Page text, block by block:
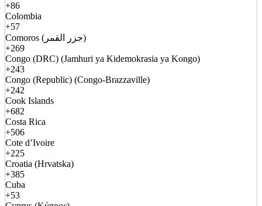
+86
Colombia
+57
Comoros (جزر القمر)
+269
Congo (DRC) (Jamhuri ya Kidemokrasia ya Kongo)
+243
Congo (Republic) (Congo-Brazzaville)
+242
Cook Islands
+682
Costa Rica
+506
Cote d’Ivoire
+225
Croatia (Hrvatska)
+385
Cuba
+53